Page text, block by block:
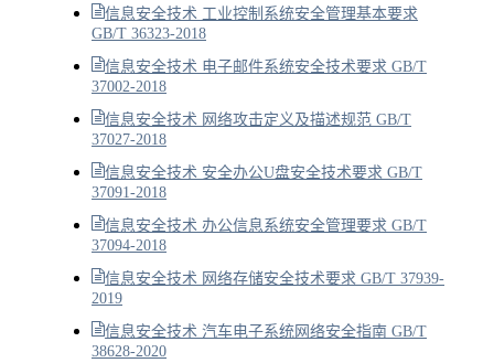
信息安全技术 工业控制系统安全管理基本要求
GB/T 36323-2018
信息安全技术 电子邮件系统安全技术要求 GB/T
37002-2018
信息安全技术 网络攻击定义及描述规范 GB/T
37027-2018
信息安全技术 安全办公U盘安全技术要求 GB/T
37091-2018
信息安全技术 办公信息系统安全管理要求 GB/T
37094-2018
信息安全技术 网络存储安全技术要求 GB/T 37939-
2019
信息安全技术 汽车电子系统网络安全指南 GB/T
38628-2020